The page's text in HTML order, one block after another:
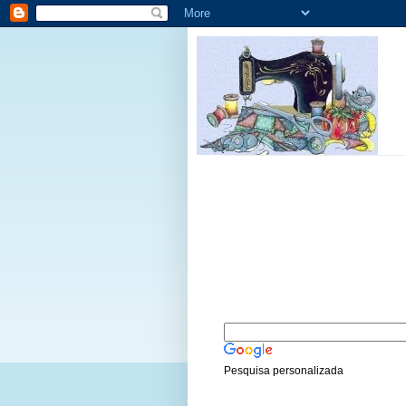
Pesquisa personalizada